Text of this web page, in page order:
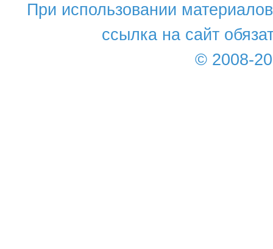
При использовании
ссылка на сайт
© 2008-